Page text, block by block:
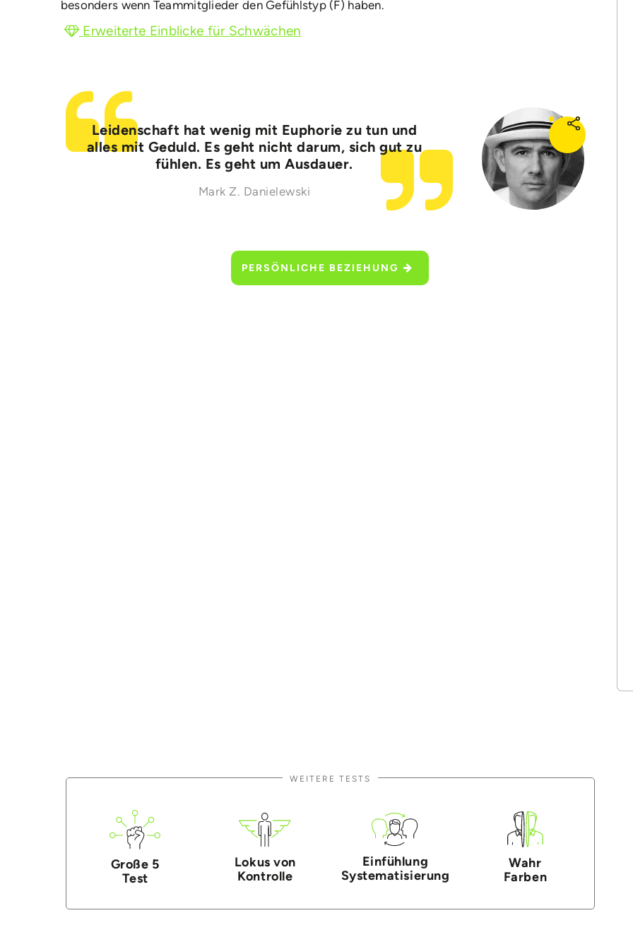
besonders wenn Teammitglieder den Gefühlstyp (F) haben.
Erweiterte Einblicke für Schwächen
Leidenschaft hat wenig mit Euphorie zu tun und
alles mit Geduld. Es geht nicht darum, sich gut zu
fühlen. Es geht um Ausdauer.
Mark Z. Danielewski
PERSÖNLICHE BEZIEHUNG
WEITERE TESTS
Große 5
Test
Lokus von
Kontrolle
Einfühlung
Systematisierung
Wahr
Farben